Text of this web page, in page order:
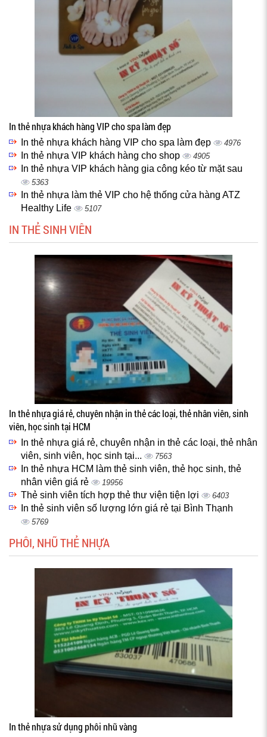
In thẻ nhựa khách hàng VIP cho spa làm đẹp
In thẻ nhựa khách hàng VIP cho spa làm đẹp 4976
In thẻ nhựa VIP khách hàng cho shop 4905
In thẻ nhựa VIP khách hàng gia công kéo từ mặt sau
5363
In thẻ nhựa làm thẻ VIP cho hệ thống cửa hàng ATZ
Healthy Life
5107
IN THẺ SINH VIÊN
In thẻ nhựa giá rẻ, chuyên nhận in thẻ các loại, thẻ nhân viên, sinh
viên, học sinh tại HCM
In thẻ nhựa giá rẻ, chuyên nhận in thẻ các loại, thẻ nhân
viên, sinh viên, học sinh tại...
7563
In thẻ nhựa HCM làm thẻ sinh viên, thẻ học sinh, thẻ
nhân viên giá rẻ
19956
Thẻ sinh viên tích hợp thẻ thư viện tiện lợi 6403
In thẻ sinh viên số lượng lớn giá rẻ tại Bình Thạnh
5769
PHÔI, NHŨ THẺ NHỰA
In thẻ nhựa sử dụng phôi nhũ vàng